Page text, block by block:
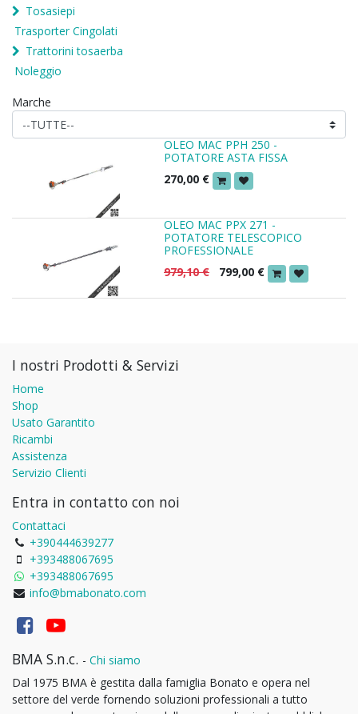
Tosasiepi
Trasporter Cingolati
Trattorini tosaerba
Noleggio
Marche
OLEO MAC PPH 250 -
POTATORE ASTA FISSA
270,00 €
OLEO MAC PPX 271 -
POTATORE TELESCOPICO
PROFESSIONALE
979,10€ 799,00 €
I nostri Prodotti & Servizi
Home
Shop
Usato Garantito
Ricambi
Assistenza
Servizio Clienti
Entra in contatto con noi
Contattaci
+390444639277
+393488067695
+393488067695
info@bmabonato.com
BMA S.n.c. - Chi siamo
Dal 1975 BMA è gestita dalla famiglia Bonato e opera nel
settore del verde fornendo soluzioni professionali a tutto